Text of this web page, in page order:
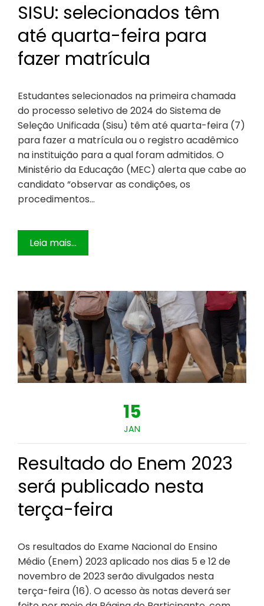
SISU: selecionados têm
até quarta-feira para
fazer matrícula
Estudantes selecionados na primeira chamada
do processo seletivo de 2024 do Sistema de
Seleção Unificada (Sisu) têm até quarta-feira (7)
para fazer a matrícula ou o registro acadêmico
na instituição para a qual foram admitidos. O
Ministério da Educação (MEC) alerta que cabe ao
candidato “observar as condições, os
procedimentos…
Leia mais...
15
JAN
Resultado do Enem 2023
será publicado nesta
terça-feira
Os resultados do Exame Nacional do Ensino
Médio (Enem) 2023 aplicado nos dias 5 e 12 de
novembro de 2023 serão divulgados nesta
terça-feira (16). O acesso às notas deverá ser